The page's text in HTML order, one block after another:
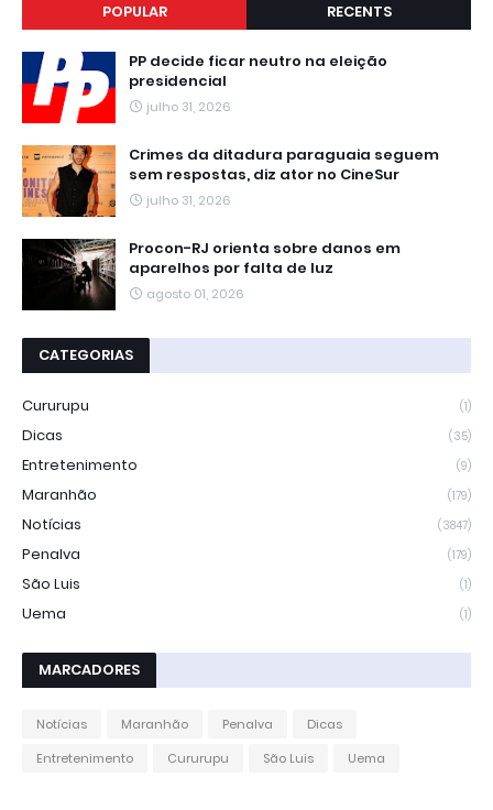
POPULAR RECENTS
PP decide ficar neutro na eleição
presidencial
julho 31, 2026
Crimes da ditadura paraguaia seguem
sem respostas, diz ator no CineSur
julho 31, 2026
Procon-RJ orienta sobre danos em
aparelhos por falta de luz
agosto 01, 2026
CATEGORIAS
Cururupu (1)
Dicas (35)
Entretenimento (9)
Maranhão (179)
Notícias (3847)
Penalva (179)
São Luis (1)
Uema (1)
MARCADORES
Notícias Maranhão Penalva
Dicas
Entretenimento
Cururupu São Luis Uema